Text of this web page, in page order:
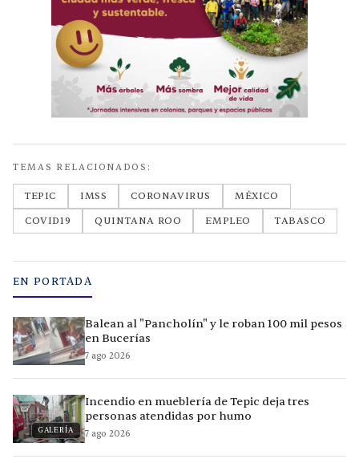
TEMAS RELACIONADOS:
TEPIC IMSS CORONAVIRUS
MÉXICO
COVID19
QUINTANA ROO EMPLEO TABASCO
EN PORTADA
Balean al "Pancholín" y le roban 100 mil pesos
en Bucerías
7 ago 2026
GALERÍA
Incendio en mueblería de Tepic deja tres
personas atendidas por humo
7 ago 2026